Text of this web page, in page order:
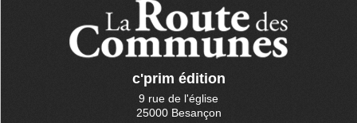
c'prim édition
9 rue de l'église
25000 Besançon